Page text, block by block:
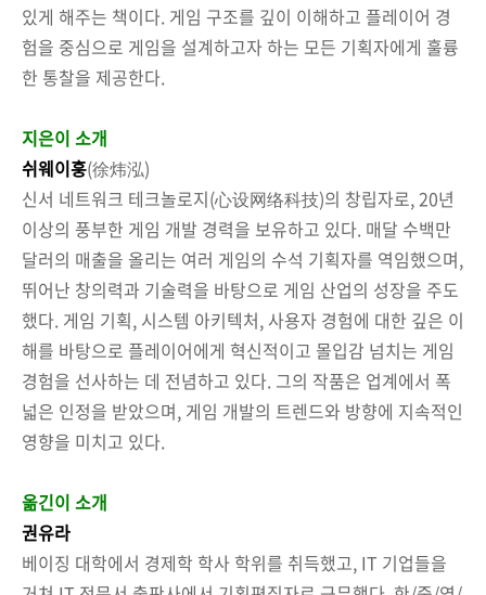
있게 해주는 책이다. 게임 구조를 깊이 이해하고 플레이어 경
험을 중심으로 게임을 설계하고자 하는 모든 기획자에게 훌륭
한 통찰을 제공한다.
지은이 소개
쉬웨이훙(徐炜泓)
신서 네트워크 테크놀로지(心设网络科技)의 창립자로, 20년
이상의 풍부한 게임 개발 경력을 보유하고 있다. 매달 수백만
달러의 매출을 올리는 여러 게임의 수석 기획자를 역임했으며,
뛰어난 창의력과 기술력을 바탕으로 게임 산업의 성장을 주도
했다. 게임 기획, 시스템 아키텍처, 사용자 경험에 대한 깊은 이
해를 바탕으로 플레이어에게 혁신적이고 몰입감 넘치는 게임
경험을 선사하는 데 전념하고 있다. 그의 작품은 업계에서 폭
넓은 인정을 받았으며, 게임 개발의 트렌드와 방향에 지속적인
영향을 미치고 있다.
옮긴이 소개
권유라
베이징 대학에서 경제학 학사 학위를 취득했고, IT 기업들을